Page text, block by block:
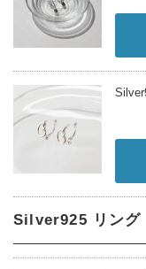
Silver925 リング